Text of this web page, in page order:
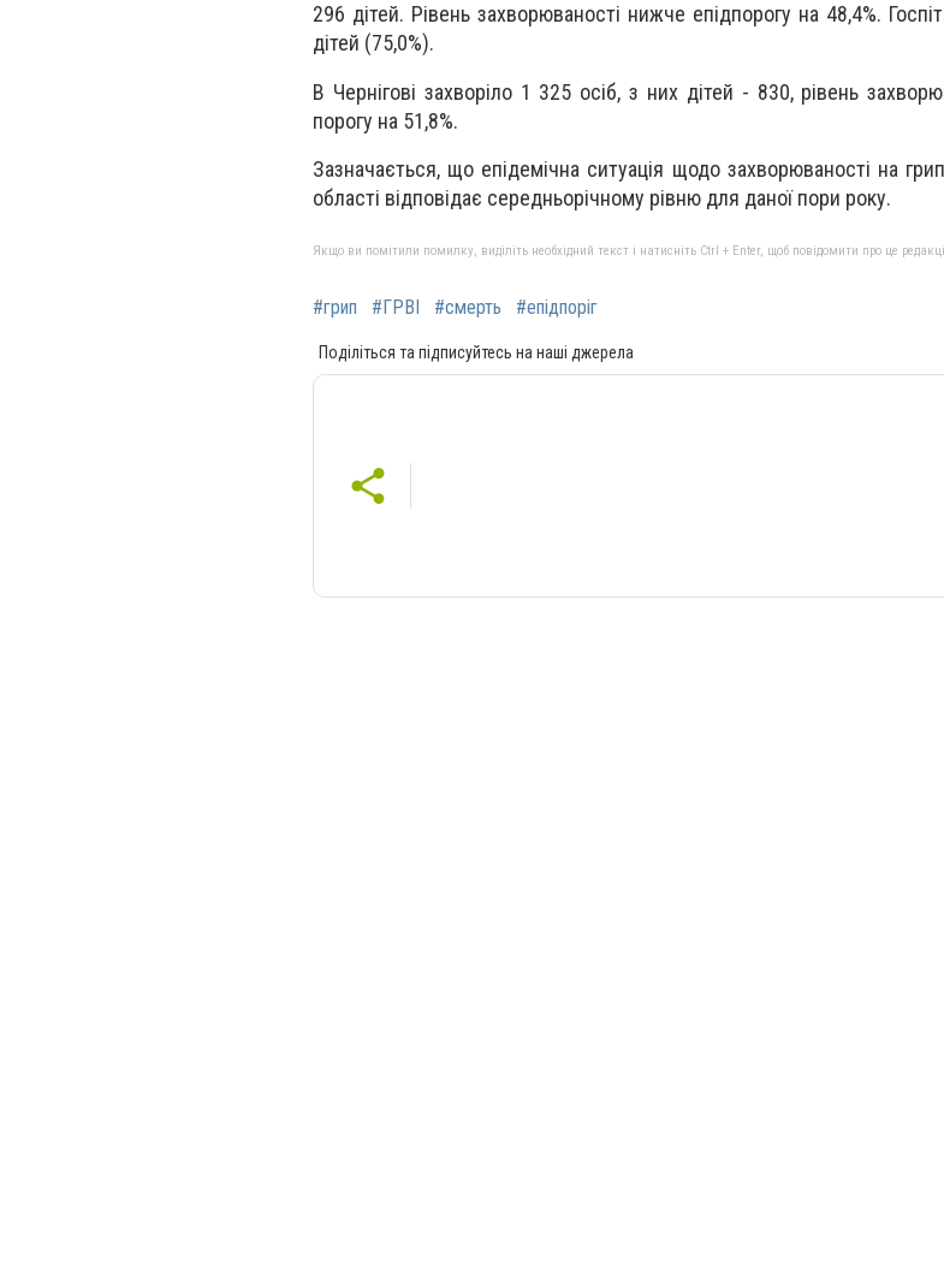
296 дітей. Рівень захворюваності нижче епідпорогу на 48,4%.
дітей (75,0%).
В Чернігові захворіло 1 325 осіб, з них дітей - 830, рівень
порогу на 51,8%.
Зазначається, що епідемічна ситуація щодо захворюваності на
області відповідає середньорічному рівню для даної пори року.
Якщо ви помітили помилку, виділіть необхідний текст і натисніть Ctrl + Enter, щоб повідомити про це
#грип #ГРВІ #смерть #епідпоріг
Поділіться та підписуйтесь на наші джерела